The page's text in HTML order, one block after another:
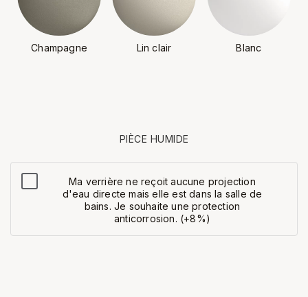
Champagne Lin clair Blanc
PIÈCE HUMIDE
Ma verrière ne reçoit aucune projection
d'eau directe mais elle est dans la salle de
bains. Je souhaite une protection
anticorrosion. (+8%)